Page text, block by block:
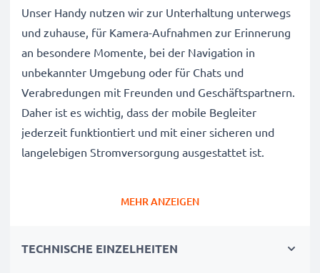
Unser Handy nutzen wir zur Unterhaltung unterwegs
und zuhause, für Kamera-Aufnahmen zur Erinnerung
an besondere Momente, bei der Navigation in
unbekannter Umgebung oder für Chats und
Verabredungen mit Freunden und Geschäftspartnern.
Daher ist es wichtig, dass der mobile Begleiter
jederzeit funktiontiert und mit einer sicheren und
langelebigen Stromversorgung ausgestattet ist.
entwickelt.
MEHR ANZEIGEN
TECHNISCHE EINZELHEITEN